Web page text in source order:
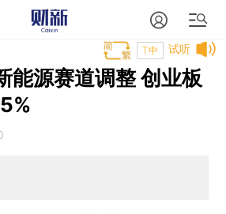
试听
T中
能源赛道调整 创业板